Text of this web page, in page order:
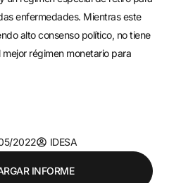
enfermedades. Mientras este
alto consenso político, no tiene
régimen monetario para
2022 IDESA
INFORME